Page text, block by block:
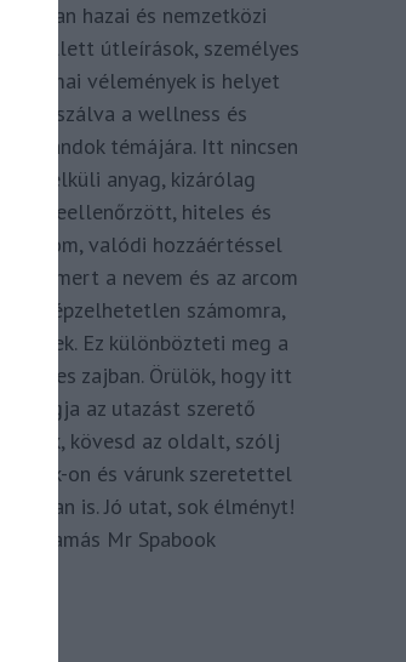
hazai és nemzetközi
mellett útleírások, személyes
szakmai vélemények is helyet
fókuszálva a wellness és
strandok témájára. Itt nincsen
nélküli anyag, kizárólag
leellenőrzött, hiteles és
valódi hozzáértéssel
mert a nevem és az arcom
Elképzelhetetlen számomra,
tegyek. Ez különbözteti meg a
a netes zajban. Örülök, hogy itt
tagja az utazást szerető
kövesd az oldalt, szólj
on és várunk szeretettel
is. Jó utat, sok élményt!
Tamás Mr Spabook